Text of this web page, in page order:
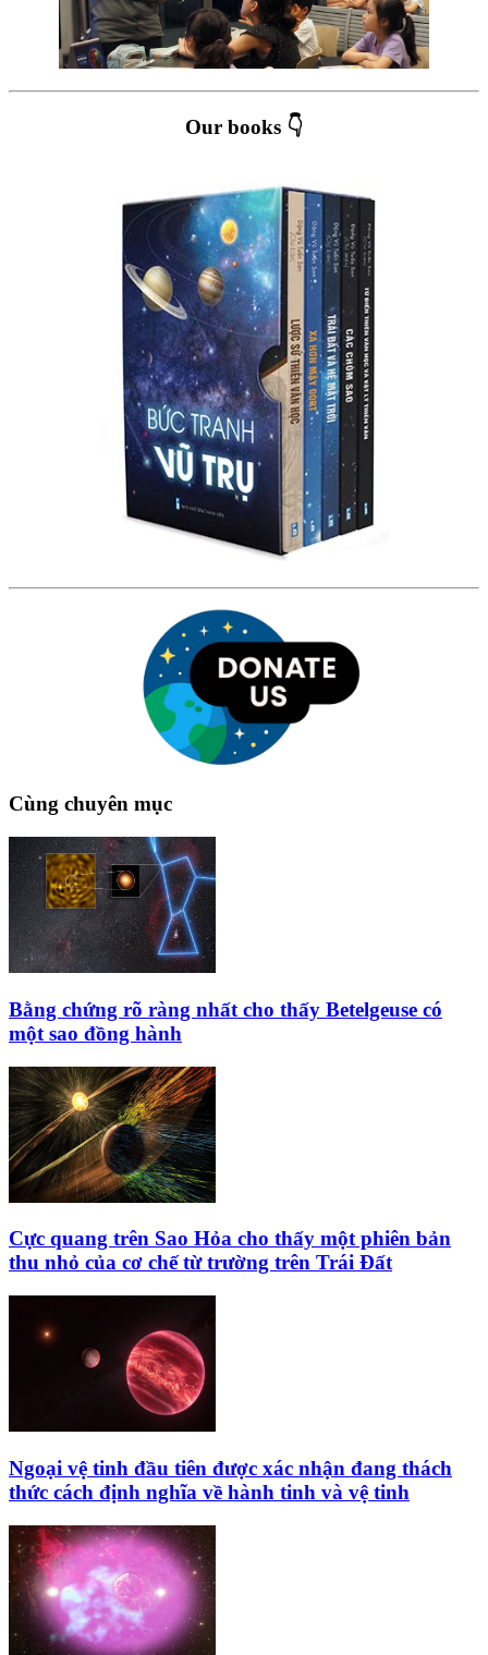
Our books 👇
Cùng chuyên mục
Bằng chứng rõ ràng nhất cho thấy Betelgeuse có
một sao đồng hành
Cực quang trên Sao Hỏa cho thấy một phiên bản
thu nhỏ của cơ chế từ trường trên Trái Đất
Ngoại vệ tinh đầu tiên được xác nhận đang thách
thức cách định nghĩa về hành tinh và vệ tinh